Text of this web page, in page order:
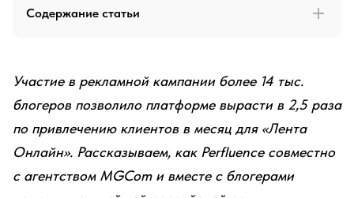
Содержание статьи
Участие в рекламной кампании более 14 тыс.
блогеров позволило платформе вырасти в 2,5 раза
по привлечению клиентов в месяц для «Лента
Онлайн». Рассказываем, как Perfluence совместно
с агентством MGCom и вместе с блогерами